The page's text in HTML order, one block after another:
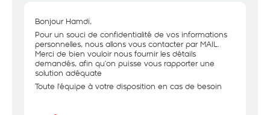
Bonjour Hamdi,
Pour un souci de confidentialité de vos informations
personnelles, nous allons vous contacter par MAIL.
Merci de bien vouloir nous fournir les détails
demandés, afin qu’on puisse vous rapporter une
solution adéquate
Toute l'équipe à votre disposition en cas de besoin